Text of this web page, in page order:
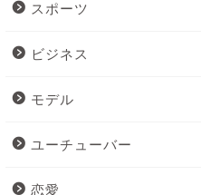
スポーツ
ビジネス
モデル
ユーチューバー
恋愛